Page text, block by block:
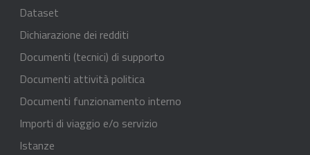
Dataset
Dichiarazione dei redditi
Documenti (tecnici) di supporto
Documenti attività politica
Documenti funzionamento interno
Importi di viaggio e/o servizio
Istanze